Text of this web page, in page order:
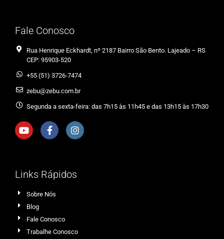
Fale Conosco
Rua Henrique Eckhardt, nº 2187 Bairro São Bento. Lajeado – RS
CEP: 95903-520
+55 (51) 3726-7474
zebu@zebu.com.br
Segunda a sexta-feira: das 7h15 às 11h45 e das 13h15 às 17h30
Links Rápidos
Sobre Nós
Blog
Fale Conosco
Trabalhe Conosco